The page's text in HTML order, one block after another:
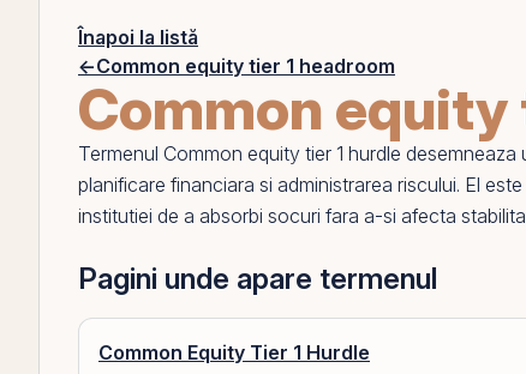
Înapoi la listă
←Common equity tier 1 headroom
Common equity
Termenul Common equity tier 1 hurdle desemneaza
planificare financiara si administrarea riscului. El este
institutiei de a absorbi socuri fara a-si afecta
Pagini unde apare termenul
Common Equity Tier 1 Hurdle